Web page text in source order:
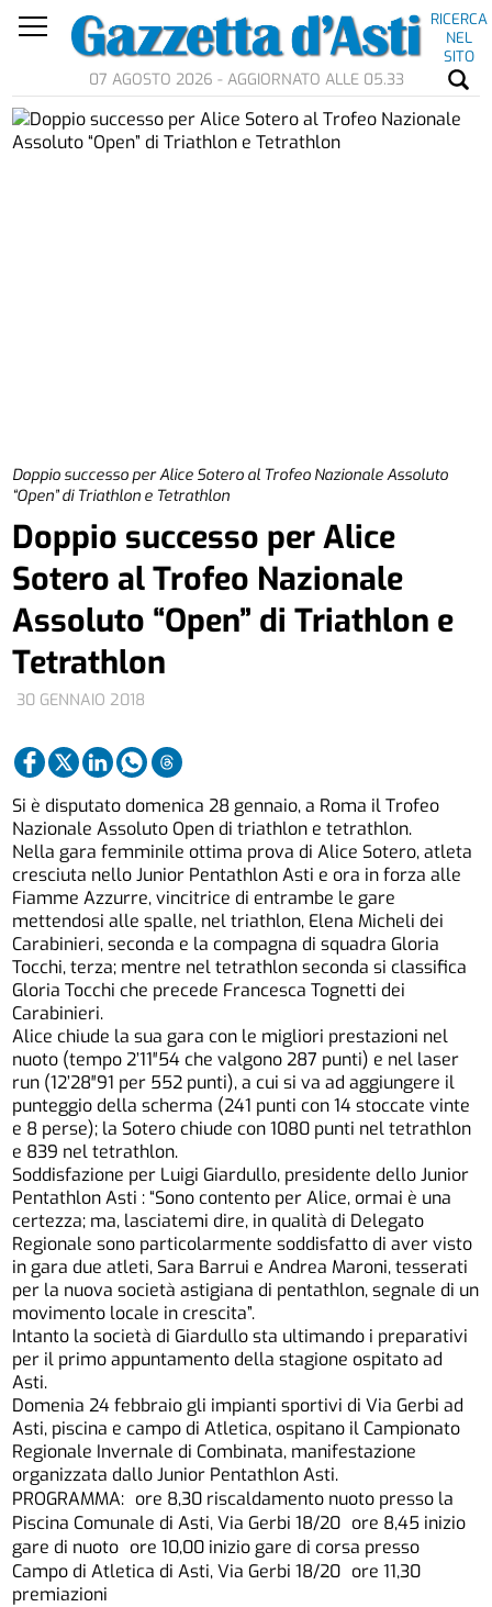
RICERCA
NEL
SITO
07 AGOSTO 2026 - AGGIORNATO ALLE 05.33
Doppio successo per Alice Sotero al Trofeo Nazionale Assoluto
“Open” di Triathlon e Tetrathlon
30 GENNAIO 2018
Doppio successo per Alice
Sotero al Trofeo Nazionale
Assoluto “Open” di Triathlon e
Tetrathlon
Si è disputato domenica 28 gennaio, a Roma il Trofeo
Nazionale Assoluto Open di triathlon e tetrathlon.
Nella gara femminile ottima prova di Alice Sotero, atleta
cresciuta nello Junior Pentathlon Asti e ora in forza alle
Fiamme Azzurre, vincitrice di entrambe le gare
mettendosi alle spalle, nel triathlon, Elena Micheli dei
Carabinieri, seconda e la compagna di squadra Gloria
Tocchi, terza; mentre nel tetrathlon seconda si classifica
Gloria Tocchi che precede Francesca Tognetti dei
Carabinieri.
Alice chiude la sua gara con le migliori prestazioni nel
nuoto (tempo 2’11″54 che valgono 287 punti) e nel laser
run (12’28″91 per 552 punti), a cui si va ad aggiungere il
punteggio della scherma (241 punti con 14 stoccate vinte
e 8 perse); la Sotero chiude con 1080 punti nel tetrathlon
e 839 nel tetrathlon.
Soddisfazione per Luigi Giardullo, presidente dello Junior
Pentathlon Asti : “Sono contento per Alice, ormai è una
certezza; ma, lasciatemi dire, in qualità di Delegato
Regionale sono particolarmente soddisfatto di aver visto
in gara due atleti, Sara Barrui e Andrea Maroni, tesserati
per la nuova società astigiana di pentathlon, segnale di un
movimento locale in crescita”.
Intanto la società di Giardullo sta ultimando i preparativi
per il primo appuntamento della stagione ospitato ad
Asti.
Domenia 24 febbraio gli impianti sportivi di Via Gerbi ad
Asti, piscina e campo di Atletica, ospitano il Campionato
Regionale Invernale di Combinata, manifestazione
organizzata dallo Junior Pentathlon Asti.
PROGRAMMA: ore 8,30 riscaldamento nuoto presso la
Piscina Comunale di Asti, Via Gerbi 18/20 ore 8,45 inizio
gare di nuoto ore 10,00 inizio gare di corsa presso
Campo di Atletica di Asti, Via Gerbi 18/20 ore 11,30
premiazioni